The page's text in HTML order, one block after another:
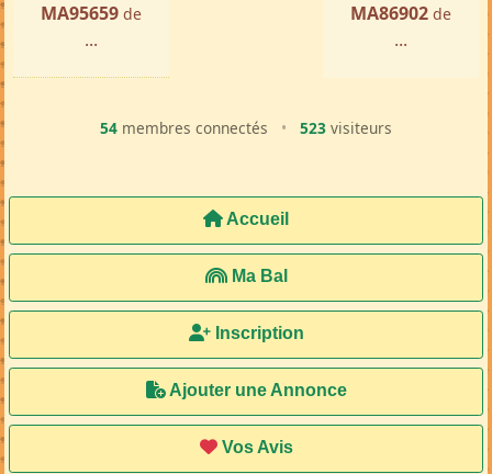
MA95659 de
...
MA86902 de
...
54 membres connectés • 523 visiteurs
Accueil
Ma Bal
Inscription
Ajouter une Annonce
Vos Avis